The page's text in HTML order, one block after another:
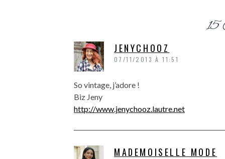
15
JENYCHOOZ
07/11/2013 À 11:51
So vintage, j’adore !
Biz Jeny
http://www.jenychooz.lautre.net
MADEMOISELLE MODE